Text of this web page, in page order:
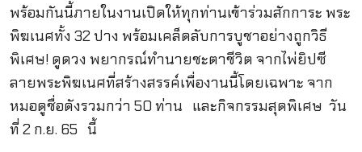
พร้อมกันนี้ภายในงานเปิดให้ทุกท่านเข้าร่วมสักการะ พระ
พิฆเนศทั้ง 32 ปาง พร้อมเคล็ดลับการบูชาอย่างถูกวิธี
พิเศษ! ดูดวง พยากรณ์ทำนายชะตาชีวิต จากไพ่ยิปซี
ลายพระพิฆเนศที่สร้างสรรค์เพื่องานนี้โดยเฉพาะ จาก
หมอดูชื่อดังรวมกว่า 50 ท่าน และกิจกรรมสุดพิเศษ วัน
ที่ 2 ก.ย. 65 นี้